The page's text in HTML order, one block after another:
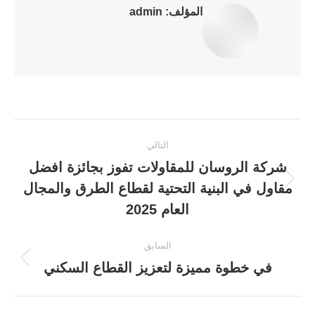
المؤلف:
navigation
السابق
المقالة
في خطوة مميزة لتعزيز القطاع السكني
التالي
المقالة
التالية:
شركة الروسان للمقاولات تفوز بجائزة افضل
مقاول في البنية التحتية لقطاع الطرق والمجال
العام 2025